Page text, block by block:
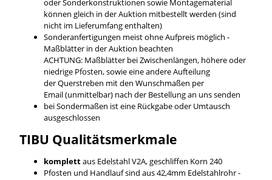
können gleich in der Auktion mitbestellt werden (sind
nicht im Lieferumfang enthalten)
Sonderanfertigungen meist ohne Aufpreis möglich -
Maßblätter in der Auktion beachten
ACHTUNG: Maßblätter bei Zwischenlängen, höhere oder
niedrige Pfosten, sowie eine andere Aufteilung
der Querstreben mit den Wunschmaßen per
Email (unmittelbar) nach der Bestellung an uns senden
bei Sondermaßen ist eine Rückgabe oder Umtausch
ausgeschlossen
TIBU Qualitätsmerkmale
komplettaus Edelstahl V2A, geschliffen Korn 240
Pfosten und Handlauf sind aus 42,4mm Edelstahlrohr -